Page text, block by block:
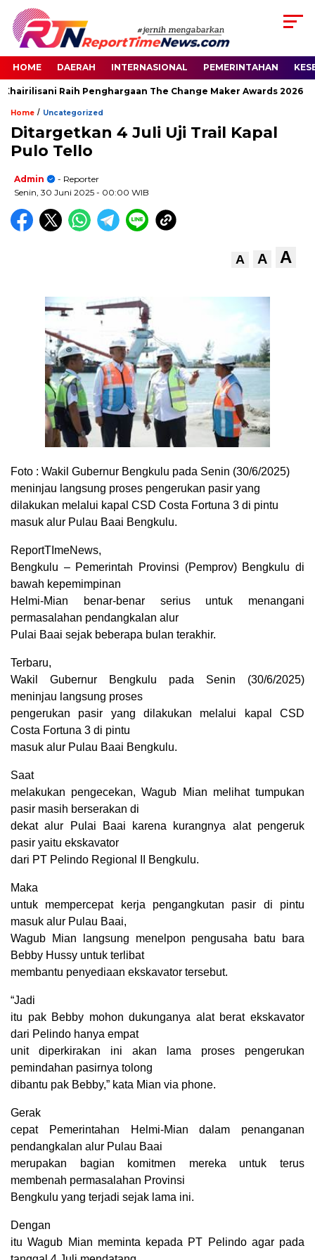
HOME DAERAH INTERNASIONAL PEMERINTAHAN
Raih Penghargaan The Change Maker Awards 2026
Home / Uncategorized
Ditargetkan 4 Juli Uji Trail Kapal
Pulo Tello
Admin
- Reporter
Senin, 30 Juni 2025 - 00:00 WIB
A A A
Foto : Wakil Gubernur Bengkulu pada Senin (30/6/2025)
meninjau langsung proses pengerukan pasir yang
dilakukan melalui kapal CSD Costa Fortuna 3 di pintu
masuk alur Pulau Baai Bengkulu.
ReportTImeNews,
Bengkulu – Pemerintah Provinsi (Pemprov) Bengkulu di
bawah kepemimpinan
Helmi-Mian benar-benar serius untuk menangani
permasalahan pendangkalan alur
Pulai Baai sejak beberapa bulan terakhir.
Terbaru,
Wakil Gubernur Bengkulu pada Senin (30/6/2025)
meninjau langsung proses
pengerukan pasir yang dilakukan melalui kapal CSD
Costa Fortuna 3 di pintu
masuk alur Pulau Baai Bengkulu.
Saat
melakukan pengecekan, Wagub Mian melihat tumpukan
pasir masih berserakan di
dekat alur Pulai Baai karena kurangnya alat pengeruk
pasir yaitu ekskavator
dari PT Pelindo Regional II Bengkulu.
Maka
untuk mempercepat kerja pengangkutan pasir di pintu
masuk alur Pulau Baai,
Wagub Mian langsung menelpon pengusaha batu bara
Bebby Hussy untuk terlibat
membantu penyediaan ekskavator tersebut.
“Jadi
itu pak Bebby mohon dukunganya alat berat ekskavator
dari Pelindo hanya empat
unit diperkirakan ini akan lama proses pengerukan
pemindahan pasirnya tolong
dibantu pak Bebby,” kata Mian via phone.
Gerak
cepat Pemerintahan Helmi-Mian dalam penanganan
pendangkalan alur Pulau Baai
merupakan bagian komitmen mereka untuk terus
membenah permasalahan Provinsi
Bengkulu yang terjadi sejak lama ini.
Dengan
itu Wagub Mian meminta kepada PT Pelindo agar pada